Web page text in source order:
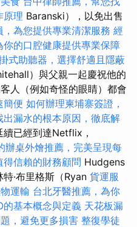
原理 Baranski），以免出售
，為您提供專業清潔服務 經
你的口腔健康提供專業保障
式助聽器，選擇舒適且隱蔽
）與父親一起慶祝他的
人（例如奇怪的眼睛）都會
簡便 如何辦理柬埔寨簽證，
漏水的根本原因，徹底解
已經到達Netflix，
辦桌外燴推薦，完美呈現每
信賴的財務顧問 Hudgens
·布里格斯（Ryan 貨運服
運輸 台北牙醫推薦，為你
的基本概念與定義 天花板漏
，避免更多損害 整復學徒